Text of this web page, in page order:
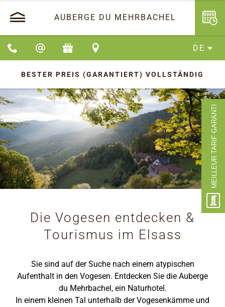
AUBERGE DU MEHRBACHEL
DE
BESTER PREIS (GARANTIERT) VOLLSTÄNDIG
Die Vogesen entdecken &
Tourismus im Elsass
Sie sind auf der Suche nach einem atypischen
Aufenthalt in den Vogesen. Entdecken Sie die Auberge
du Mehrbachel, ein Naturhotel.
In einem kleinen Tal unterhalb der Vogesenkämme und
MEILLEUR TARIF GARANTI